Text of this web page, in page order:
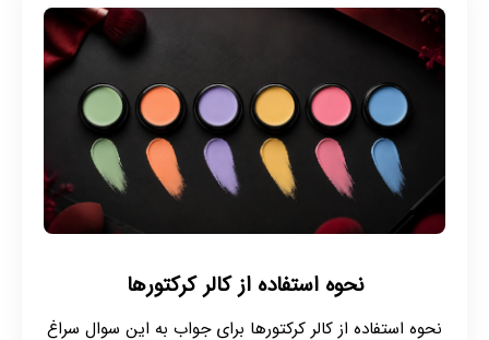
نحوه استفاده از کالر کرکتورها
نحوه استفاده از کالر کرکتورها برای جواب به این سوال سراغ